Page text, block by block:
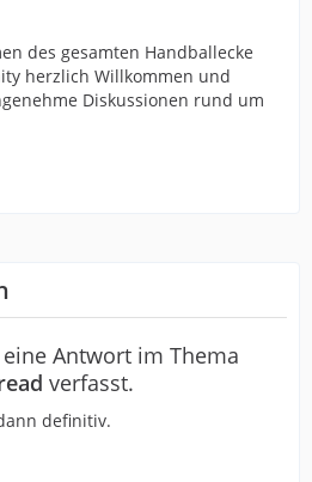
des gesamten Handballecke
herzlich Willkommen und
Diskussionen rund um
Antwort im Thema
verfasst.
definitiv.